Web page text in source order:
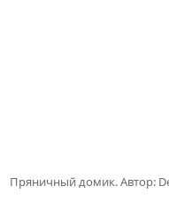
Пряничный домик. Автор: